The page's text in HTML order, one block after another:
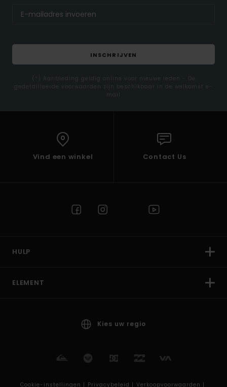
INSCHRIJVEN
(*) Aanbieding geldig online voor nieuwe leden - De
gedetailleerde voorwaarden zijn beschikbaar in de welkomst e-
mail
Vind een winkel Contact Us
HULP
ELEMENT
Kies uw regio
Cookie-instellingen | Privacybeleid | Verkoopvoorwaarden |